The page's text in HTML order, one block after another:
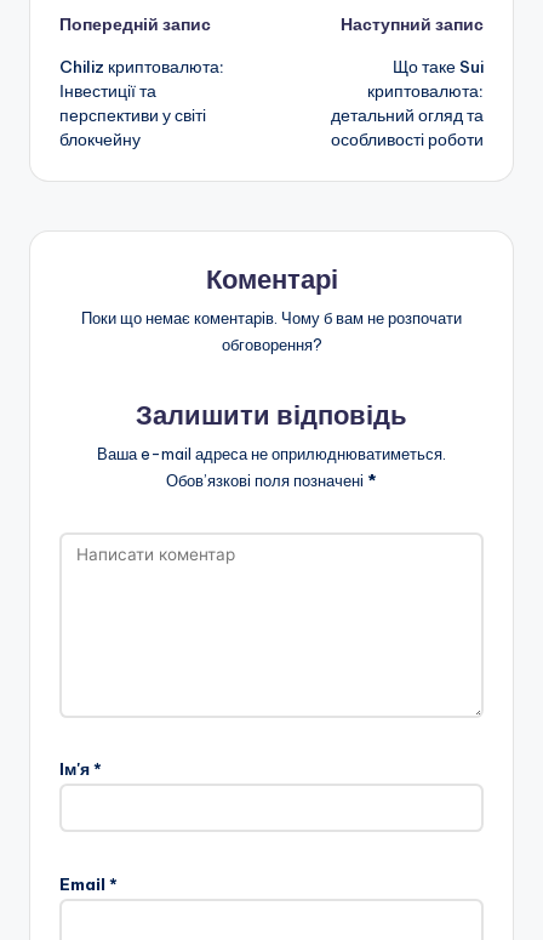
Навігація
по
запису
Попередній запис
Chiliz криптовалюта:
Інвестиції та
перспективи у світі
блокчейну
Наступний запис
Що таке Sui
криптовалюта:
детальний огляд та
особливості роботи
Коментарі
Поки що немає коментарів. Чому б вам не розпочати
обговорення?
Залишити відповідь
Ваша e-mail адреса не оприлюднюватиметься.
Обов’язкові поля позначені *
Ім'я*
Email *